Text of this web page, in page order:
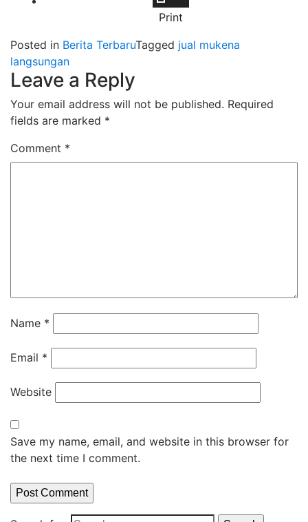
Print
Posted in Berita TerbaruTagged jual mukena
langsungan
Leave a Reply
Your email address will not be published. Required
fields are marked *
Comment *
Name *
Email *
Website
Save my name, email, and website in this browser for
the next time I comment.